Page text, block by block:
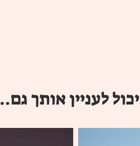
יכול לעניין אותך גם..